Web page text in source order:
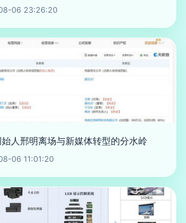
06 23:26:20
人邢明离场与新媒体转型的分水岭
06 11:01:20